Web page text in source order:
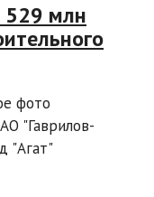
529 млн
фото
"Гаврилов-
"Агат"